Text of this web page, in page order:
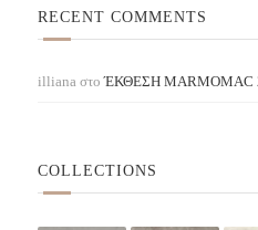
Royale Blanc
Baroque
HANSTONE / ΛΕΥΚΑ
RECENT COMMENTS
illiana στοΈΚΘΕΣΗ ΜARMOMAC
COLLECTIONS